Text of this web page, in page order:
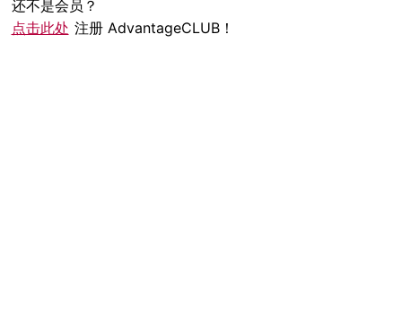
还不是会员？
点击此处 注册 AdvantageCLUB！